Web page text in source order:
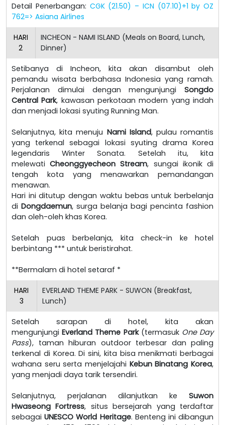
Detail Penerbangan: CGK (21.50) – ICN (07.10)+1 by OZ
762=> Asiana Airlines
HARI
2
INCHEON - NAMI ISLAND (Meals on Board, Lunch,
Dinner)
Setibanya di Incheon, kita akan disambut oleh
pemandu wisata berbahasa Indonesia yang ramah.
Perjalanan dimulai dengan mengunjungi Songdo
Central Park, kawasan perkotaan modern yang indah
dan menjadi lokasi syuting Running Man.
Selanjutnya, kita menuju Nami Island, pulau romantis
yang terkenal sebagai lokasi syuting drama Korea
legendaris Winter Sonata. Setelah itu, kita
melewatiCheonggyecheon Stream, sungai ikonik di
tengah kota yang menawarkan pemandangan
menawan.
Hari ini ditutup dengan waktu bebas untuk berbelanja
di Dongdaemun, surga belanja bagi pencinta fashion
dan oleh-oleh khas Korea.
Setelah puas berbelanja, kita check-in ke hotel
berbintang *** untuk beristirahat.
**Bermalam di hotel setaraf *
HARI
3
EVERLAND THEME PARK - SUWON (Breakfast,
Lunch)
Setelah sarapan di hotel, kita akan
mengunjungiEverland Theme Park(termasuk One Day
Pass), taman hiburan outdoor terbesar dan paling
terkenal di Korea. Di sini, kita bisa menikmati berbagai
wahana seru serta menjelajahi Kebun Binatang Korea,
yang menjadi daya tarik tersendiri.
Selanjutnya, perjalanan dilanjutkan ke Suwon
Hwaseong Fortress, situs bersejarah yang terdaftar
sebagaiUNESCO World Heritage. Benteng ini dibangun